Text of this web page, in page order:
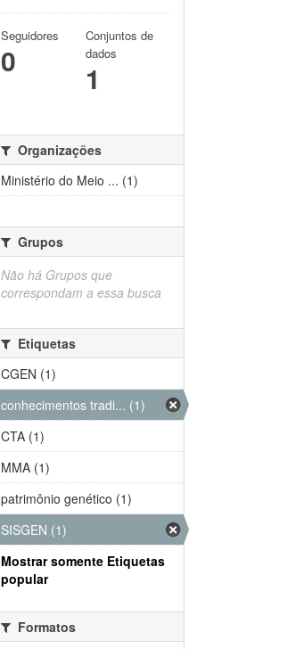
Seguidores
0
Conjuntos de
dados
1
Organizações
Ministério do Meio ... (1)
Grupos
Não há Grupos que
correspondam a essa busca
Etiquetas
CGEN (1)
conhecimentos tradi... (1)
CTA (1)
MMA (1)
patrimônio genético (1)
SISGEN (1)
Mostrar somente Etiquetas
popular
Formatos